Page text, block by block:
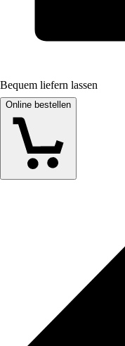
Bequem liefern lassen
Online bestellen